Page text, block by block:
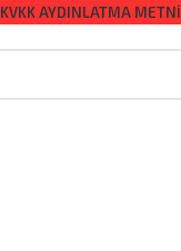
KVKK AYDINLATMA METNI